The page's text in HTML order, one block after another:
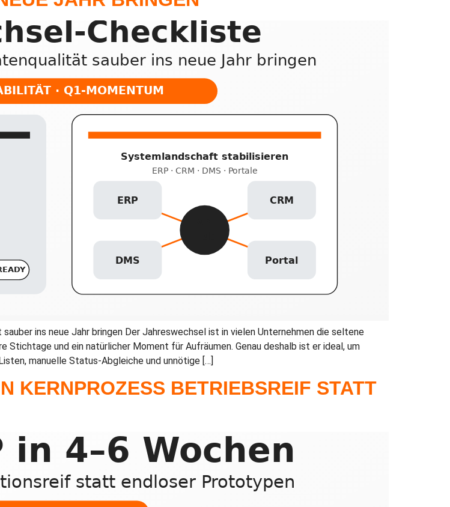
ins neue Jahr bringen Der Jahreswechsel ist in vielen Unternehmen die seltene
Stichtage und ein natürlicher Moment für Aufräumen. Genau deshalb ist er ideal, um
manuelle Status-Abgleiche und unnötige […]
KERNPROZESS BETRIEBSREIF STATT